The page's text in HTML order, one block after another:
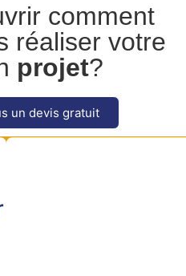
comment
réaliser votre
projet?
un devis gratuit